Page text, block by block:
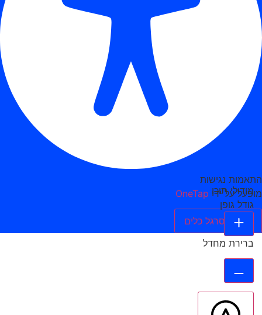
התאמות נגישות
מופעל על ידי OneTap
הסתר סרגל כלים
מודולי תוכן
גודל גופן
ברירת מחדל